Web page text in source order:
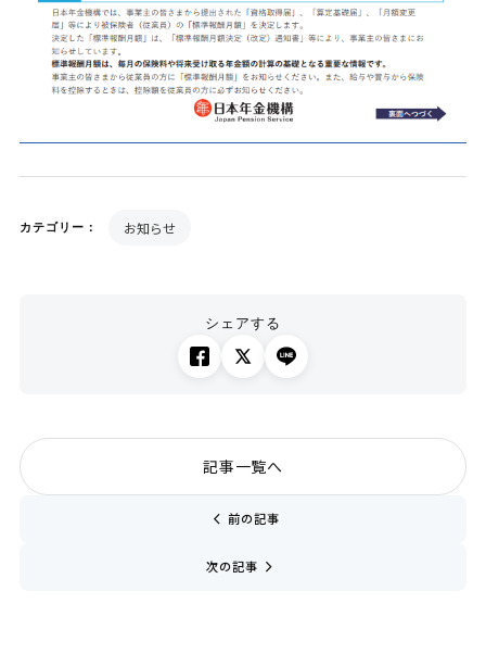
カテゴリー： お知らせ
シェアする
chevron_left 前の記事
記事一覧へ
次の記事 navigate_next